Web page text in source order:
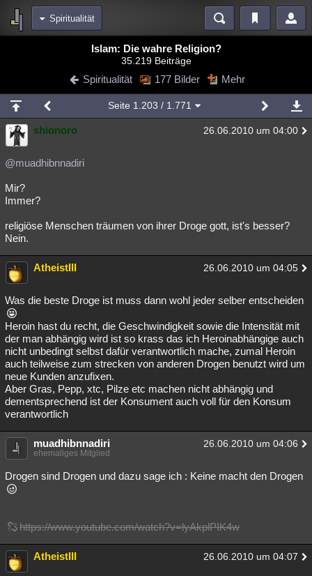
Spiritualität
Diskussionen Blogs Videos
Chat Wiki Neuigkeiten
meine Rubriken
Menschen Wissenschaft Mystery Kriminalfälle
Spiritualität Verschwörungen
Natur
Philosophie Träume Orte Esoterik Literatur
Astronomie Helpdesk Gruppen Gaming Filme
Musik
Übersichten
Besucht Teilgenommen Alle Neue Geschlossen
Lesenswert Schlüsselwörter
Islam: Die wahre Religion?
35.219 Beiträge
Spiritualität 177 Bilder Mehr
Seite 1.203 / 1.771
shionoro 26.06.2010 um 04:00
@muadhibnnadiri
Mir?
Immer?
religiöse Menschen träumen von ihrer Droge gott, ist's besser?
Nein.
AtheistIII 26.06.2010 um 04:05
Was die beste Droge ist muss dann wohl jeder selber entscheiden
Heroin hast du recht, die Geschwindigkeit sowie die Intensität mit
der man abhängig wird ist so krass das ich Heroinabhängige auch
nicht unbedingt selbst dafür verantwortlich mache, zumal Heroin
auch teilweise zum strecken von anderen Drogen benutzt wird um
neue Kunden anzufixen.
Aber Gras, Pepp, xtc, Pilze etc machen nicht abhängig und
dementsprechend ist der Konsument auch voll für den Konsum
verantwortlich
muadhibnnadiri 26.06.2010 um 04:06
ehemaliges Mitglied
Drogen sind Drogen und dazu sage ich : Keine macht den Drogen
https://www.youtube.com/watch?v=lyAkplPIK4w
AtheistIII 26.06.2010 um 04:07